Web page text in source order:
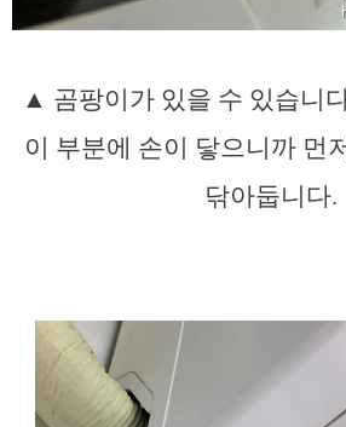
▲ 곰팡이가 있을 수 있습니
이 부분에 손이 닿으니까 먼
닦아둡니다.